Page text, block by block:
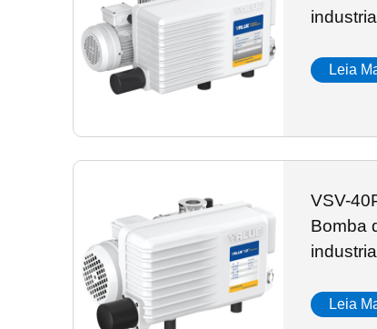
Leia
VSV-
Bomba
Leia